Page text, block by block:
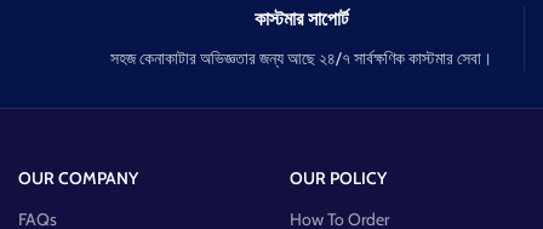
কাস্টমার সাপোর্ট
সহজ কেনাকাটার অভিজ্ঞতার জন্য আছে ২৪/৭ সার্বক্ষণিক কাস্টমার সেবা।
OUR COMPANY
FAQs
OUR POLICY
How To Order